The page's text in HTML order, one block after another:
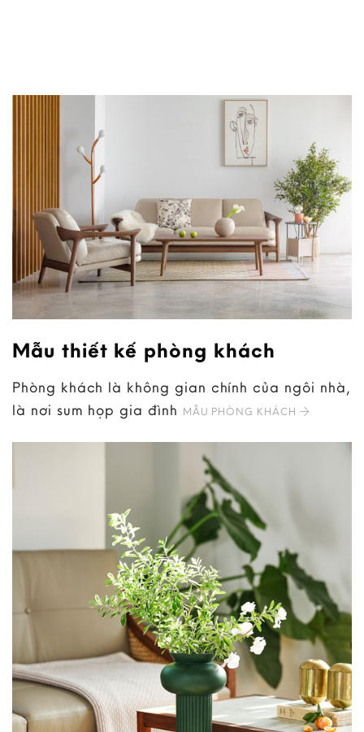
Mẫu thiết kế phòng khách
Phòng khách là không gian chính của ngôi nhà,
là nơi sum họp gia đình MẪU PHÒNG KHÁCH